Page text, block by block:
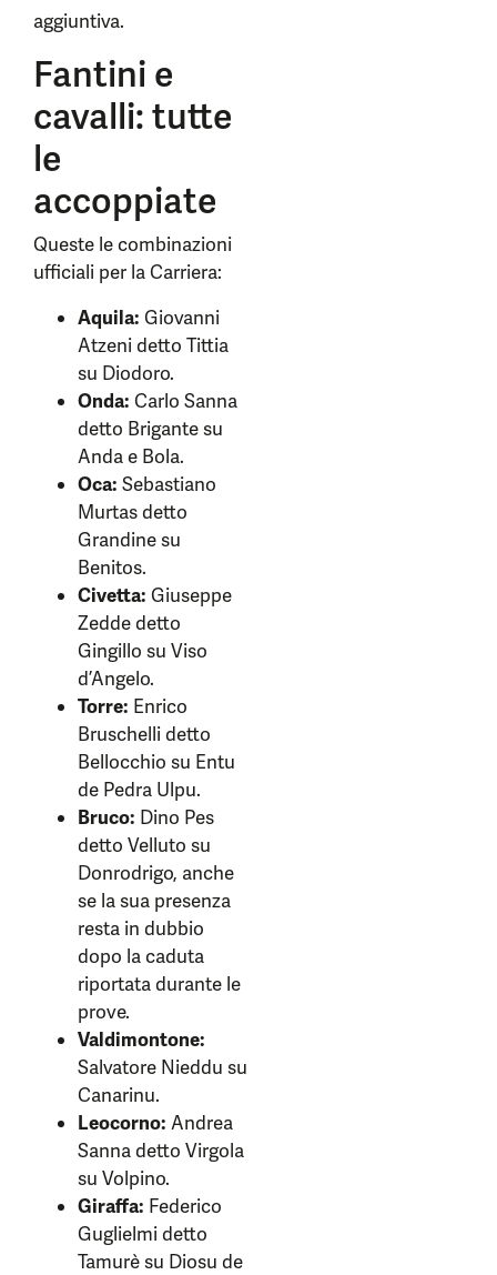
aggiuntiva.
Fantini e
cavalli: tutte
le
accoppiate
Queste le combinazioni
ufficiali per la Carriera:
Aquila: Giovanni
Atzeni detto Tittia
su Diodoro.
Onda: Carlo Sanna
detto Brigante su
Anda e Bola.
Oca: Sebastiano
Murtas detto
Grandine su
Benitos.
Civetta: Giuseppe
Zedde detto
Gingillo su Viso
d’Angelo.
Torre: Enrico
Bruschelli detto
Bellocchio su Entu
de Pedra Ulpu.
Bruco: Dino Pes
detto Velluto su
Donrodrigo, anche
se la sua presenza
resta in dubbio
dopo la caduta
riportata durante le
prove.
Valdimontone:
Salvatore Nieddu su
Canarinu.
Leocorno: Andrea
Sanna detto Virgola
su Volpino.
Giraffa: Federico
Guglielmi detto
Tamurè su Diosu de